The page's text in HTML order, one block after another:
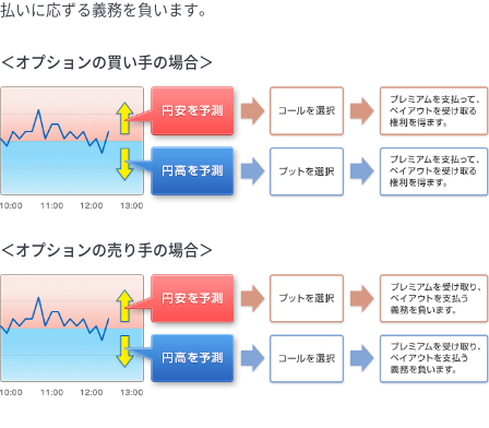
払いに応ずる義務を負います。
＜オプションの買い手の場合＞
＜オプションの売り手の場合＞